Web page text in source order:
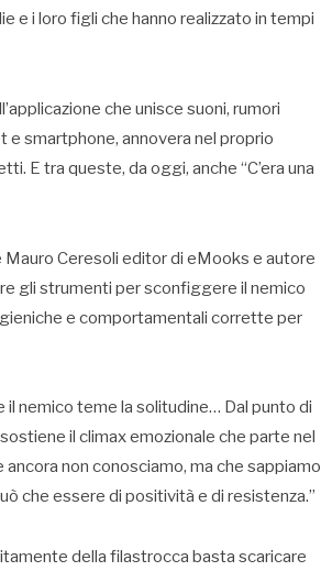
e i loro figli che hanno realizzato in tempi
che unisce suoni, rumori
smartphone, annovera nel proprio
E tra queste, da oggi, anche “C’era una
Mauro Ceresoli editor di eMooks e autore
gli strumenti per sconfiggere il nemico
e comportamentali corrette per
il nemico teme la solitudine… Dal punto di
il climax emozionale che parte nel
non conosciamo, ma che sappiamo
che essere di positività e di resistenza.”
della filastrocca basta scaricare